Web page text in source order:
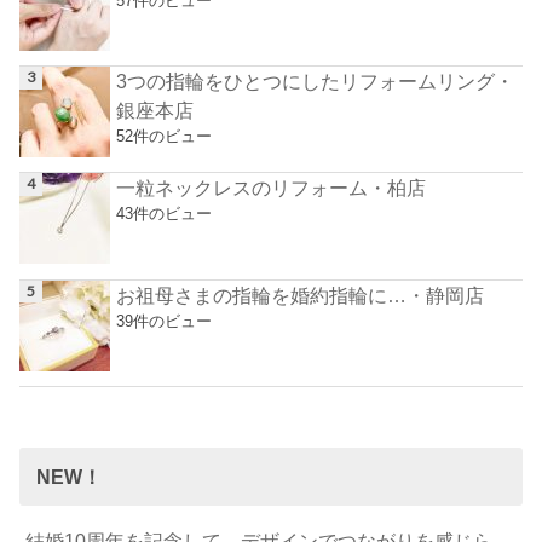
3つの指輪をひとつにしたリフォームリング・
銀座本店
52件のビュー
一粒ネックレスのリフォーム・柏店
43件のビュー
お祖母さまの指輪を婚約指輪に…・静岡店
39件のビュー
NEW！